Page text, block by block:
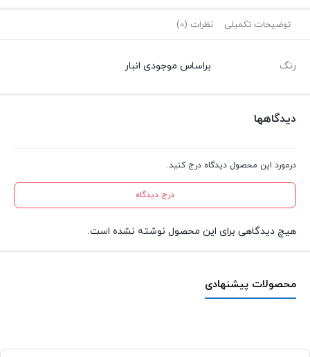
توضیحات تکمیلی نظرات (0)
رنگ براساس موجودی انبار
دیدگاهها
درمورد این محصول دیدگاه درج کنید.
درج دیدگاه
هیچ دیدگاهی برای این محصول نوشته نشده است.
محصولات پیشنهادی